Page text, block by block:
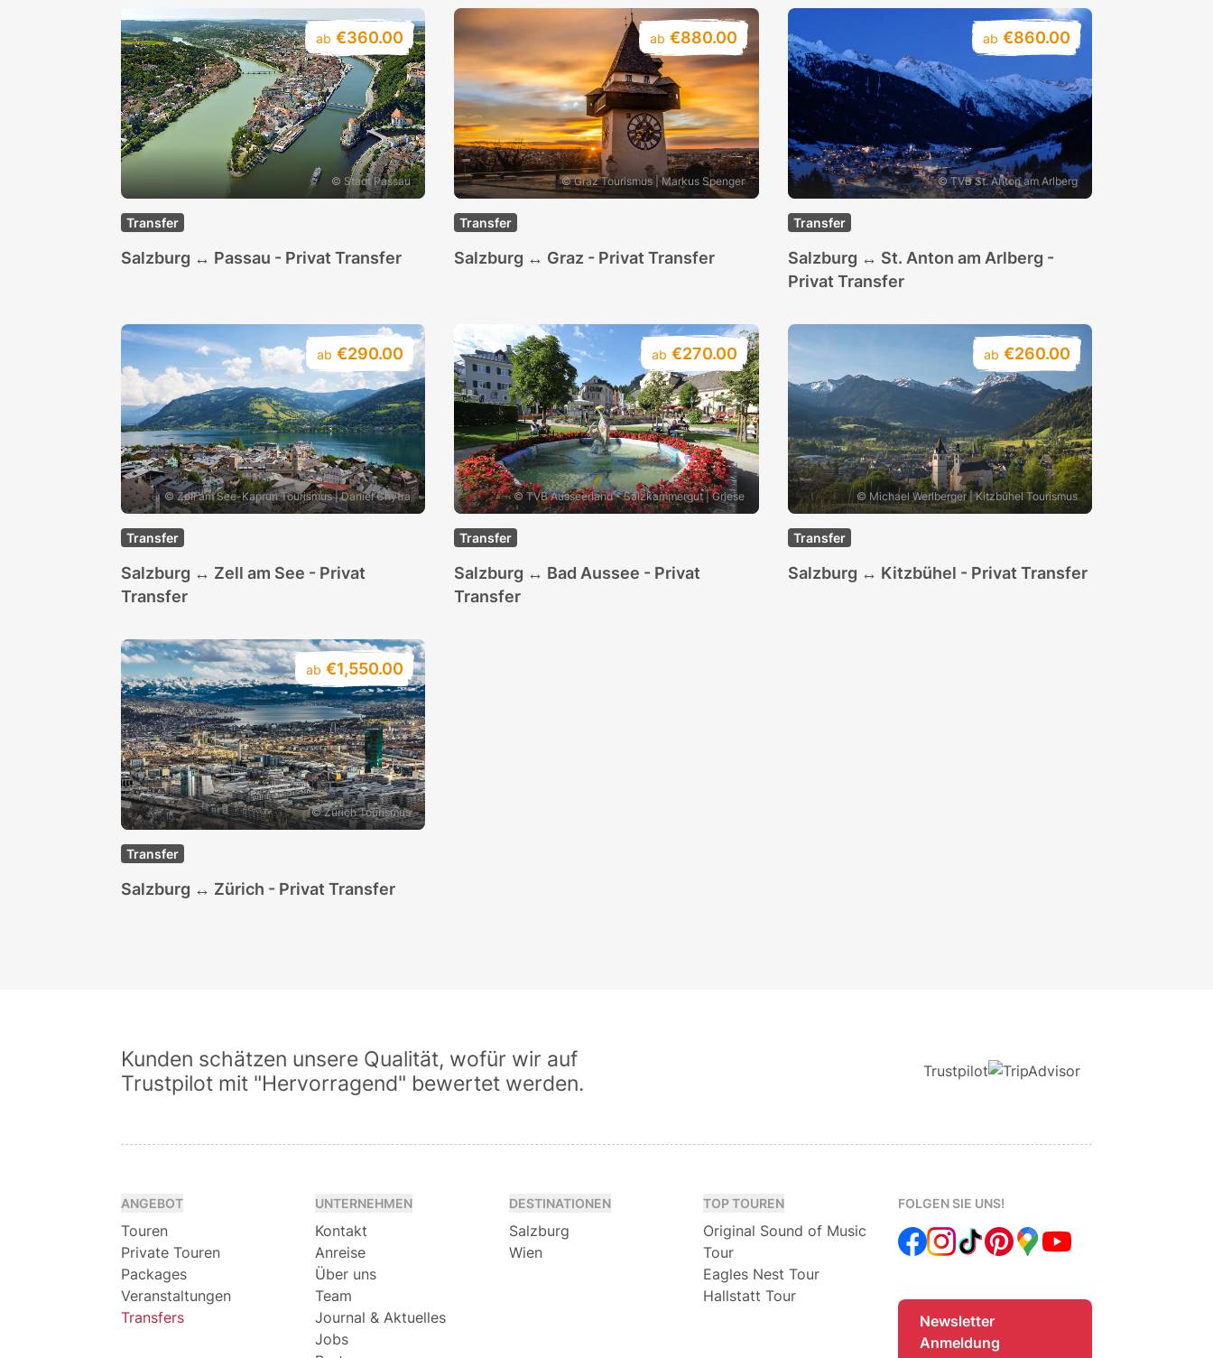
ab €360.00
© Stadt Passau
Transfer
Salzburg ↔ Passau - Privat Transfer
ab €880.00
© Graz Tourismus | Markus Spenger
Transfer
Salzburg ↔ Graz - Privat Transfer
ab €860.00
© TVB St. Anton am Arlberg
Transfer
Salzburg ↔ St. Anton am Arlberg -
Privat Transfer
ab €290.00
© Zell am See-Kaprun Tourismus | Daniel Chytra
Transfer
Salzburg ↔ Zell am See - Privat
Transfer
ab €270.00
© TVB Ausseerland - Salzkammergut | Griese
Transfer
Salzburg ↔ Bad Aussee - Privat
Transfer
ab €260.00
© Michael Werlberger | Kitzbühel Tourismus
Transfer
Salzburg ↔ Kitzbühel - Privat Transfer
ab €1,550.00
© Zürich Tourismus
Transfer
Salzburg ↔ Zürich - Privat Transfer
Kunden schätzen unsere Qualität, wofür wir auf
Trustpilot mit "Hervorragend" bewertet werden.
Trustpilot
ANGEBOT
Touren
Private Touren
Packages
Veranstaltungen
Transfers
UNTERNEHMEN
Kontakt
Anreise
Über uns
Team
Journal & Aktuelles
Jobs
DESTINATIONEN
Salzburg
Wien
TOP TOUREN
Original Sound of Music
Tour
Eagles Nest Tour
Hallstatt Tour
FOLGEN SIE UNS!
Newsletter
Anmeldung